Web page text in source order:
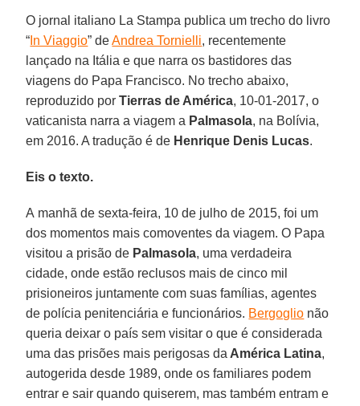
O jornal italiano La Stampa publica um trecho do livro
“ In Viaggio” deAndrea Tornielli, recentemente
lançado na Itália e que narra os bastidores das
viagens do Papa Francisco. No trecho abaixo,
reproduzido porTierras de América, 10-01-2017, o
vaticanista narra a viagem a Palmasola, na Bolívia,
em 2016. A tradução é de Henrique Denis Lucas.
Eis o texto.
A manhã de sexta-feira, 10 de julho de 2015, foi um
dos momentos mais comoventes da viagem. O Papa
visitou a prisão de Palmasola, uma verdadeira
cidade, onde estão reclusos mais de cinco mil
prisioneiros juntamente com suas famílias, agentes
de polícia penitenciária e funcionários. Bergoglio não
queria deixar o país sem visitar o que é considerada
uma das prisões mais perigosas da América Latina,
autogerida desde 1989, onde os familiares podem
entrar e sair quando quiserem, mas também entram e